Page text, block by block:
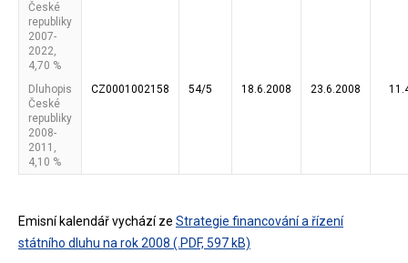
České
republiky
2007-
2022,
4,70 %
Dluhopis
České
republiky
2008-
2011,
4,10 %
CZ0001002158 54/5 18.6.2008 23.6.2008
Emisní kalendář vychází ze Strategie financování a řízení
státního dluhu na rok 2008 (.PDF, 597 kB)